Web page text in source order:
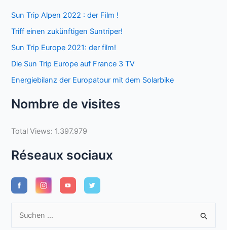
Sun Trip Alpen 2022 : der Film !
Triff einen zukünftigen Suntriper!
Sun Trip Europe 2021: der film!
Die Sun Trip Europe auf France 3 TV
Energiebilanz der Europatour mit dem Solarbike
Nombre de visites
Total Views: 1.397.979
Réseaux sociaux